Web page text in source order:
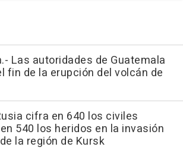
Las autoridades de Guatemala
fin de la erupción del volcán de
cifra en 640 los civiles
540 los heridos en la invasión
la región de Kursk